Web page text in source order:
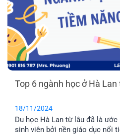
Top 6 ngành học ở Hà
18/11/2024
Du học Hà Lan từ lâu đã là
sinh viên bởi nền giáo dục nổi